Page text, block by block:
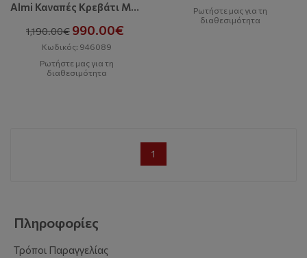
Almi Καναπές Κρεβάτι Με Αποθηκευτικό Χώρο
1,190.00€ 990.00€
Κωδικός: 946089
Ρωτήστε μας για τη
διαθεσιμότητα
Ρωτήστε μας για τη
διαθεσιμότητα
1
Πληροφορίες
Τρόποι Παραγγελίας